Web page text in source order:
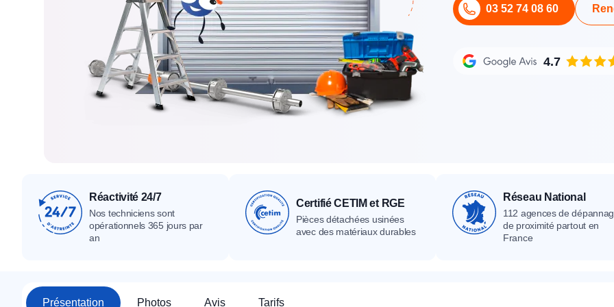
Tous nos produits Catalogue Devis gratuit
Tous nos produits Catalogue Devis gratuit Contact
Tous nos produits Catalogue Devis gratuit Contact
03 52 74 08 60
4.7
Réactivité 24/7
Nos techniciens sont
opérationnels 365 jours par
an
Certifié CETIM et RGE
Pièces détachées usinées
avec des matériaux durables
Réseau National
112 agences de
de proximité partout en
France
Présentation Photos Avis Tarifs